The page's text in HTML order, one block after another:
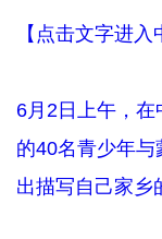
【点击文字进入
6月2日上午，
的40名青少年
出描写自己家乡